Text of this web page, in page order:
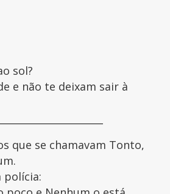
sol?
e não te deixam sair à
que se chamavam Tonto,
polícia: